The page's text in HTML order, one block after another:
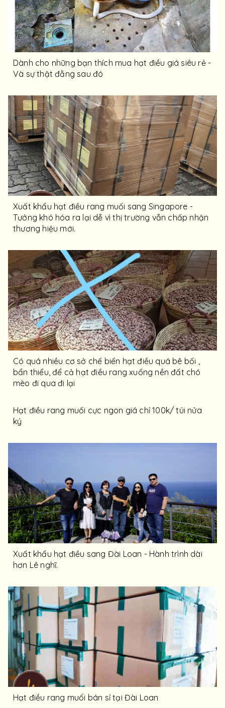
Dành cho những bạn thích mua hạt điều giá siêu rẻ -
Và sự thật đằng sau đó
Xuất khẩu hạt điều rang muối sang Singapore -
Tưởng khó hóa ra lại dễ vì thị trường vẫn chấp nhận
thương hiệu mới.
Có quá nhiều cơ sở chế biến hạt điều quá bê bối ,
bẩn thiểu, để cả hạt điều rang xuống nền đất chó
mèo đi qua đi lại
Hạt điều rang muối cực ngon giá chỉ 100k/ túi nửa
ký
Xuất khẩu hạt điều sang Đài Loan - Hành trình dài
hơn Lê nghĩ.
Hạt điều rang muối bán sỉ tại Đài Loan